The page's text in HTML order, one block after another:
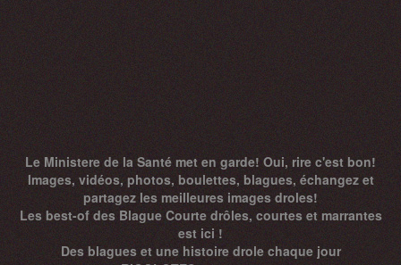
Le Ministere de la Santé met en garde! Oui, rire c'est bon!
Images, vidéos, photos, boulettes, blagues, échangez et
partagez les meilleures images droles!
Les best-of des Blague Courte drôles, courtes et marrantes
est ici !
Des blagueset une histoire drole chaque jour